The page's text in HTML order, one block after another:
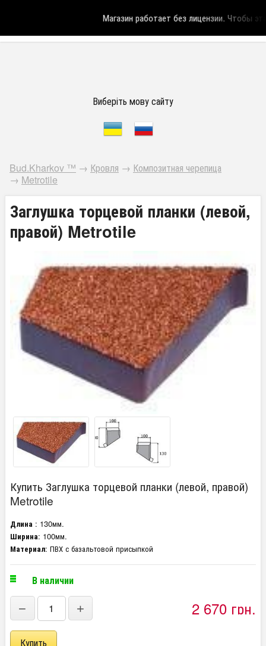
Магазин работает без лицензии.Чтобы эта
Виберіть мову сайту
Bud.Kharkov ™ → Кровля → Композитная черепица
→ Metrotile
Заглушка торцевой планки (левой,
правой) Metrotile
Купить Заглушка торцевой планки (левой, правой)
Metrotile
Длина : 130мм.
Ширина: 100мм.
Материал: ПВХ с базальтовой присыпкой
В наличии
− + 2 670 грн.